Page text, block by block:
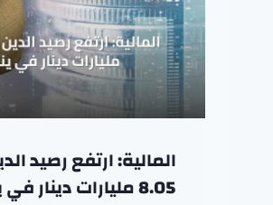
المالية: ارتفع رصيد
8.05 مليارات دينار في يناير 2026